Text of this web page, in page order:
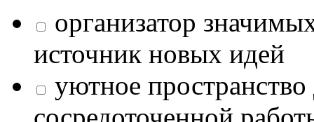
организатор
источник новых идей
уютное